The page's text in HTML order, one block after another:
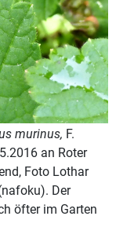
murinus, F.
an Roter
Foto Lothar
Der
öfter im Garten